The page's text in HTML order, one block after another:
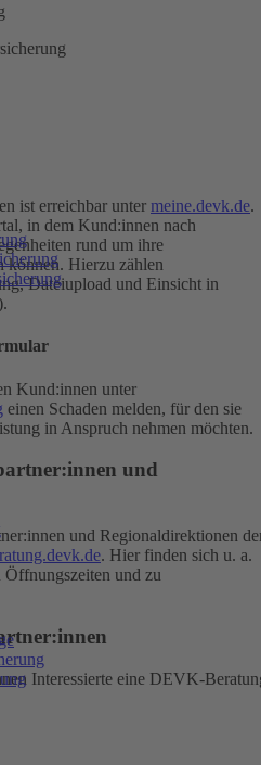
ist erreichbar unter meine.devk.de.
in dem Kund:innen nach
rund um ihre
können. Hierzu zählen
Dateiupload und Einsicht in
Kund:innen unter
einen Schaden melden, für den sie
in Anspruch nehmen möchten.
und
und Regionaldirektionen
. Hier finden sich u. a.
Öffnungszeiten und zu
Interessierte eine DEVK-